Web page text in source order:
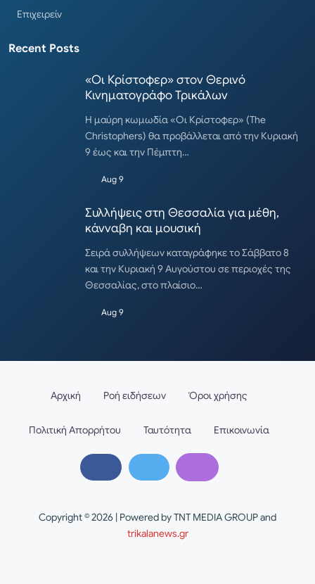
Επιχειρείν
Recent Posts
«Οι Κρίστοφερ» στον Θερινό
Κινηματογράφο Τρικάλων
Η μαύρη κωμωδία «Οι Κρίστοφερ» (The
Christophers) θα προβάλλεται από την Κυριακή
9 έως και την Πέμπτη…
Aug 9
Συλλήψεις στη Θεσσαλία για μέθη,
κάνναβη και μουσική
Σειρά συλλήψεων καταγράφηκε το Σάββατο 8
και την Κυριακή 9 Αυγούστου σε περιοχές της
Θεσσαλίας, στο πλαίσιο…
Aug 9
Copyright © 2026 | Powered by TNT MEDIA GROUP and
trikalanews.gr
Αρχική Ροή ειδήσεων Όροι χρήσης
Πολιτική Απορρήτου Ταυτότητα Επικοινωνία